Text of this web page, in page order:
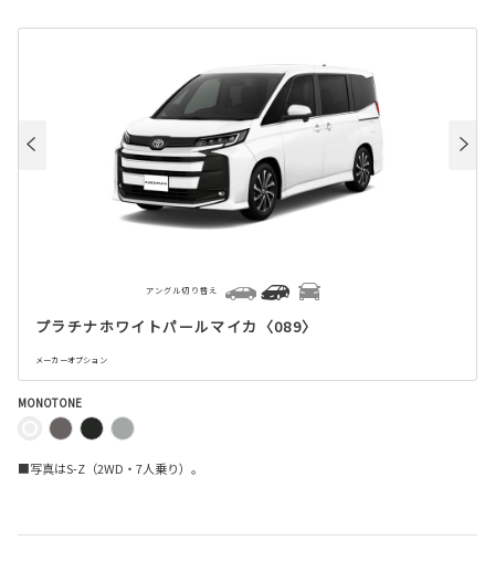
プラチナホワイトパールマイカ〈089〉
メーカーオプション
アングル切り替え
MONOTONE
■写真はS-Z（2WD・7人乗り）。